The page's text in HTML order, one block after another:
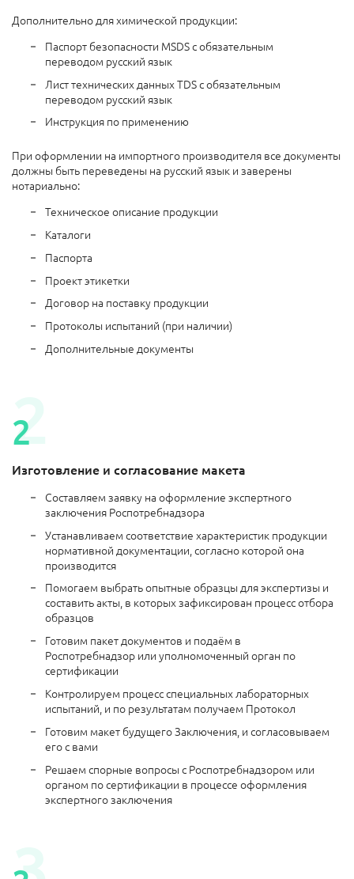
Дополнительно для химической продукции:
Паспорт безопасности MSDS с обязательным
переводом русский язык
Лист технических данных TDS с обязательным
переводом русский язык
Инструкция по применению
При оформлении на импортного производителя все документы
должны быть переведены на русский язык и заверены
нотариально:
Техническое описание продукции
Каталоги
Паспорта
Проект этикетки
Договор на поставку продукции
Протоколы испытаний (при наличии)
Дополнительные документы
Изготовление и согласование макета
Составляем заявку на оформление экспертного
заключения Роспотребнадзора
Устанавливаем соответствие характеристик продукции
нормативной документации, согласно которой она
производится
Помогаем выбрать опытные образцы для экспертизы и
составить акты, в которых зафиксирован процесс отбора
образцов
Готовим пакет документов и подаём в
Роспотребнадзор или уполномоченный орган по
сертификации
Контролируем процесс специальных лабораторных
испытаний, и по результатам получаем Протокол
Готовим макет будущего Заключения, и согласовываем
его с вами
Решаем спорные вопросы с Роспотребнадзором или
органом по сертификации в процессе оформления
экспертного заключения